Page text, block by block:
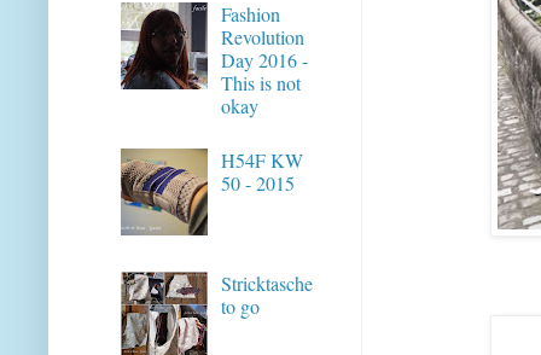
Fashion
Revolution
Day 2016 -
This is not
okay
H54F KW
50 - 2015
Stricktasche
to go